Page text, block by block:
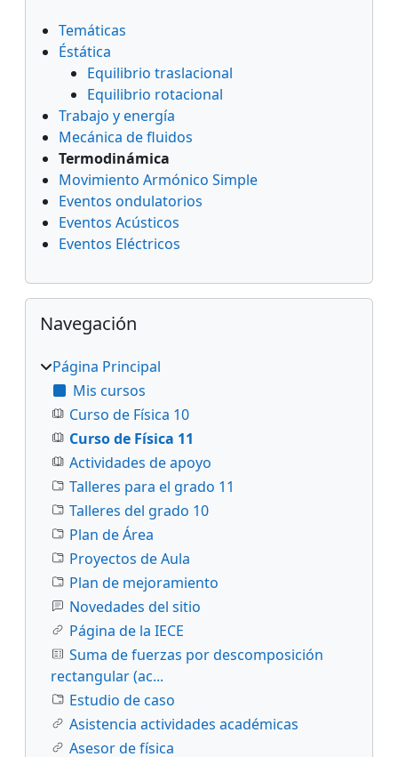
Temáticas
Éstática
Equilibrio traslacional
Equilibrio rotacional
Trabajo y energía
Mecánica de fluidos
Termodinámica
Movimiento Armónico Simple
Eventos ondulatorios
Eventos Acústicos
Eventos Eléctricos
Salta Navegación
Navegación
Página Principal
Mis cursos
Curso de Física 10
Curso de Física 11
Actividades de apoyo
Talleres para el grado 11
Talleres del grado 10
Plan de Área
Proyectos de Aula
Plan de mejoramiento
Novedades del sitio
Página de la IECE
Suma de fuerzas por descomposición
rectangular (ac...
Estudio de caso
Asistencia actividades académicas
Asesor de física